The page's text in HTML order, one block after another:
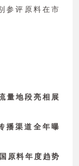
参评原料在市
量地段亮相展
播渠道 全年曝
原料年度趋势